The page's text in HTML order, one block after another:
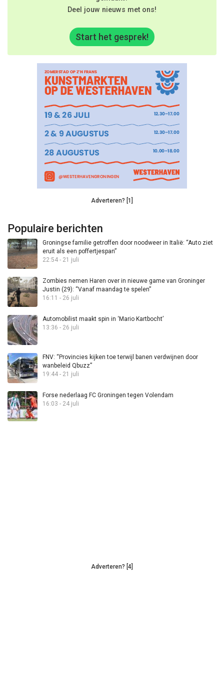
Deel jouw nieuws met ons!
Start het gesprek!
Adverteren? [1]
Populaire berichten
Groningse familie getroffen door noodweer in Italië: “Auto ziet
eruit als een poffertjespan”
22:54 - 21 juli
Zombies nemen Haren over in nieuwe game van Groninger
Justin (29): “Vanaf maandag te spelen”
16:11 - 26 juli
Automobilist maakt spin in ‘Mario Kartbocht’
13:36 - 26 juli
FNV: “Provincies kijken toe terwijl banen verdwijnen door
wanbeleid Qbuzz”
19:44 - 21 juli
Forse nederlaag FC Groningen tegen Volendam
16:03 - 24 juli
Adverteren? [4]